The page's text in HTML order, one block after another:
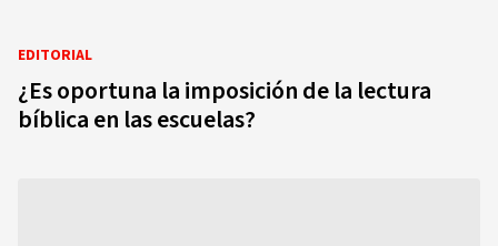
EDITORIAL
¿Es oportuna la imposición de la lectura
bíblica en las escuelas?